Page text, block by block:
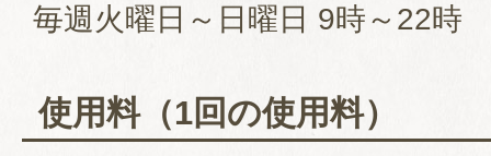
毎週火曜日～日曜日 9時～22時
使用料（1回の使用料）